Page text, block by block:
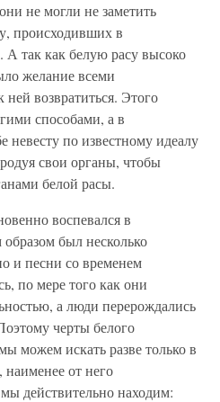
не могли не заметить
происходивших в
А так как белую расу высоко
желание всеми
возвратиться. Этого
способами, а в
невесту по известному идеалу
свои органы, чтобы
белой расы.
воспевался в
был несколько
и песни со временем
по мере того как они
а люди перерождались
черты белого
можем искать разве только в
наименее от него
действительно находим: